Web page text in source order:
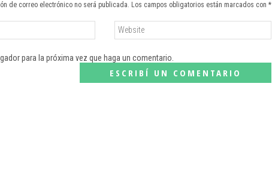
de correo electrónico no será publicada. Los campos obligatorios están marcados con *
para la próxima vez que haga un comentario.